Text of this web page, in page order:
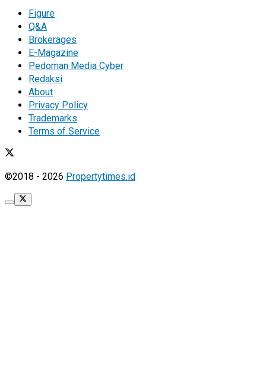
Figure
Q&A
Brokerages
E-Magazine
Pedoman Media Cyber
Redaksi
About
Privacy Policy
Trademarks
Terms of Service
©2018 - 2026 Propertytimes.id